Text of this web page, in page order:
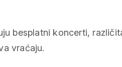
besplatni koncerti,
vraćaju.